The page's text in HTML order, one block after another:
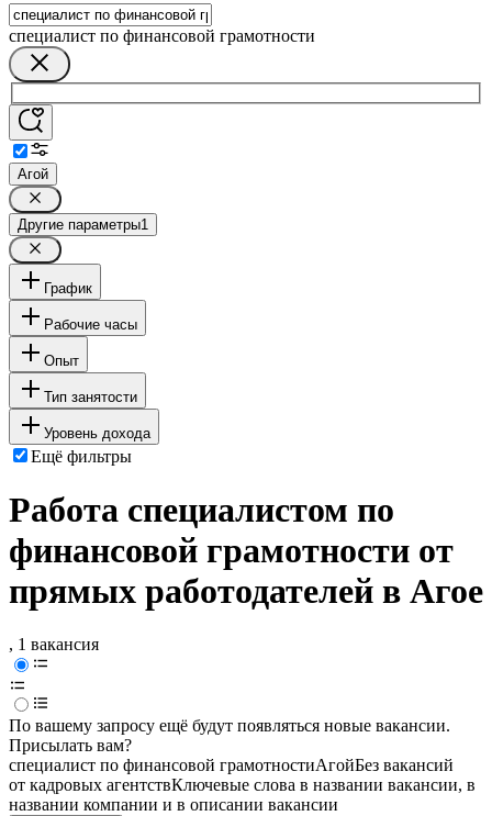
специалист по финансовой грамотности
Агой
Другие параметры1
График
Рабочие часы
Опыт
Тип занятости
Уровень дохода
Ещё фильтры
Работа специалистом по
финансовой грамотности от
прямых работодателей в Агое
, 1 вакансия
По вашему запросу ещё будут появляться новые вакансии.
Присылать вам?
специалист по финансовой грамотностиАгойБез вакансий
от кадровых агентствКлючевые слова в названии вакансии, в
названии компании и в описании вакансии